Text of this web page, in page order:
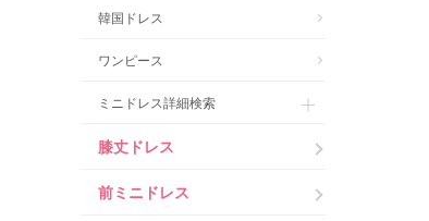
韓国ドレス
ワンピース
ミニドレス詳細検索
膝丈ドレス
前ミニドレス